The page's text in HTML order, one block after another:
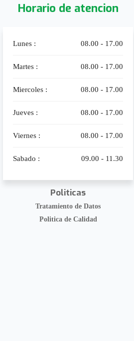
Horario de atencion
Lunes : 08.00 - 17.00
Martes : 08.00 - 17.00
Miercoles : 08.00 - 17.00
Jueves : 08.00 - 17.00
Viernes : 08.00 - 17.00
Sabado : 09.00 - 11.30
Politicas
Tratamiento de Datos
Politica de Calidad